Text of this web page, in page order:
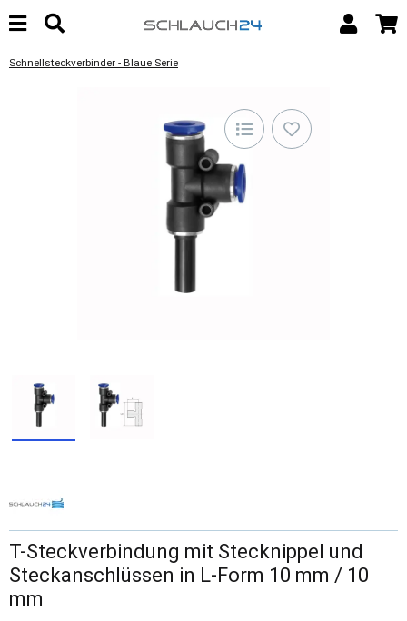
Schnellsteckverbinder - Blaue Serie
T-Steckverbindung mit Stecknippel und
Steckanschlüssen in L-Form 10 mm / 10
mm